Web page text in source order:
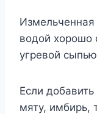
Измельченная
водой хорошо
угревой
Если
мяту, имбирь,